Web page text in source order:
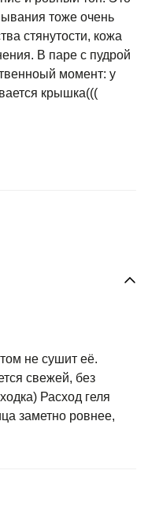
тоже очень
стянутости, кожа
В паре с пудрой
момент: у
крышка(((
не сушит её.
свежей, без
Расход геля
заметно ровнее,